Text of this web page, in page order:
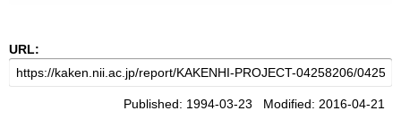
URL:
Published: 1994-03-23 Modified: 2016-04-21